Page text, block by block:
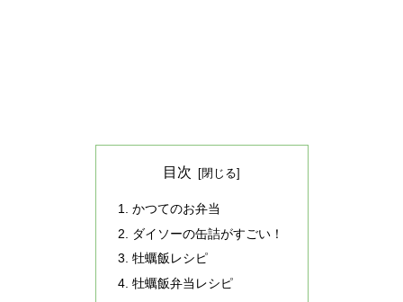
目次
かつてのお弁当
ダイソーの缶詰がすごい！
牡蠣飯レシピ
牡蠣飯弁当レシピ